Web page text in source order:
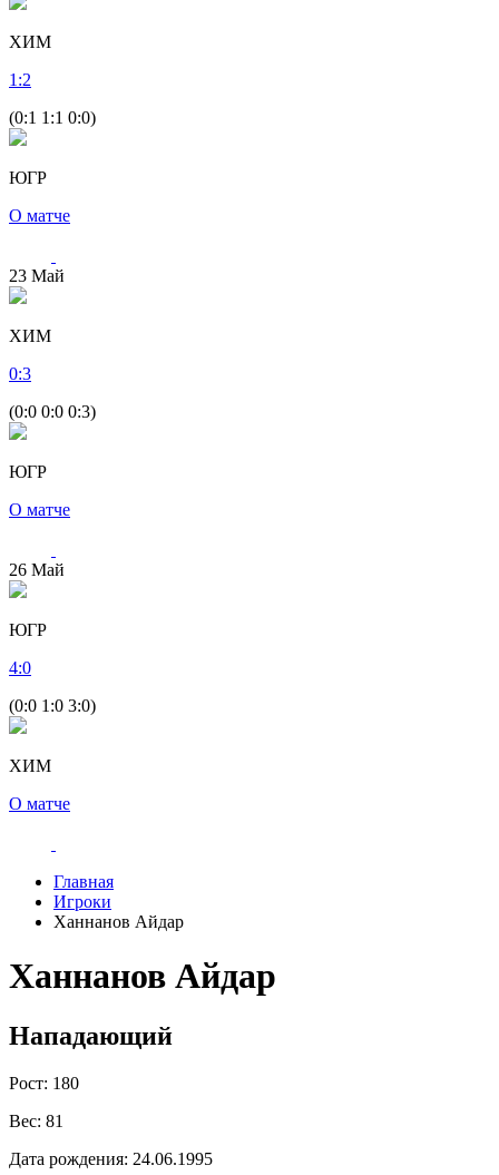
ХИМ
1 :2
(0:1 1:1 0:0)
ЮГР
О матче
23 Май
ХИМ
0:3
(0:0 0:0 0:3)
ЮГР
О матче
26 Май
ЮГР
4:0
(0:0 1:0 3:0)
ХИМ
О матче
Главная
Игроки
Ханнанов Айдар
Ханнанов Айдар
Нападающий
Рост: 180
Вес: 81
Дата рождения: 24.06.1995